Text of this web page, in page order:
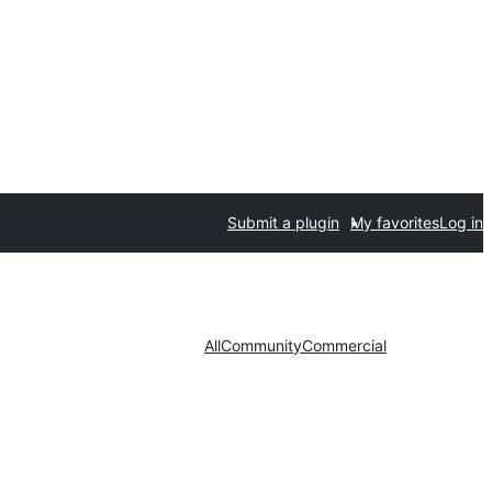
Submit a plugin My favoritesLog in
AllCommunityCommercial